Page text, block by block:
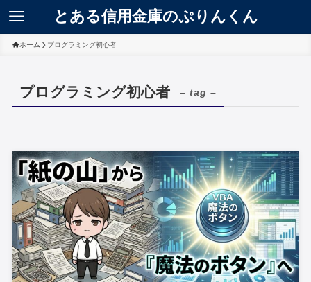
とある信用金庫のぷりんくん
ホーム プログラミング初心者
プログラミング初心者 – tag –